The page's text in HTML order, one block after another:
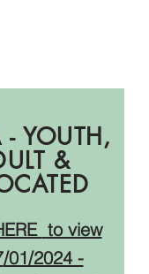
YOUTH,
&
to view
/01/2024 -